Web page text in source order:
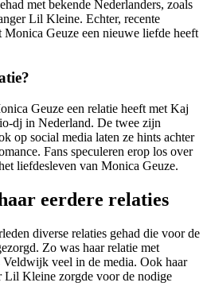
met bekende Nederlanders, zoals
Lil Kleine. Echter, recente
Monica Geuze een nieuwe liefde heeft
Geuze een relatie heeft met Kaj
dj in Nederland. De twee zijn
op social media laten ze hints achter
Fans speculeren erop los over
liefdesleven van Monica Geuze.
eerdere relaties
diverse relaties gehad die voor de
Zo was haar relatie met
veel in de media. Ook haar
Lil Kleine zorgde voor de nodige